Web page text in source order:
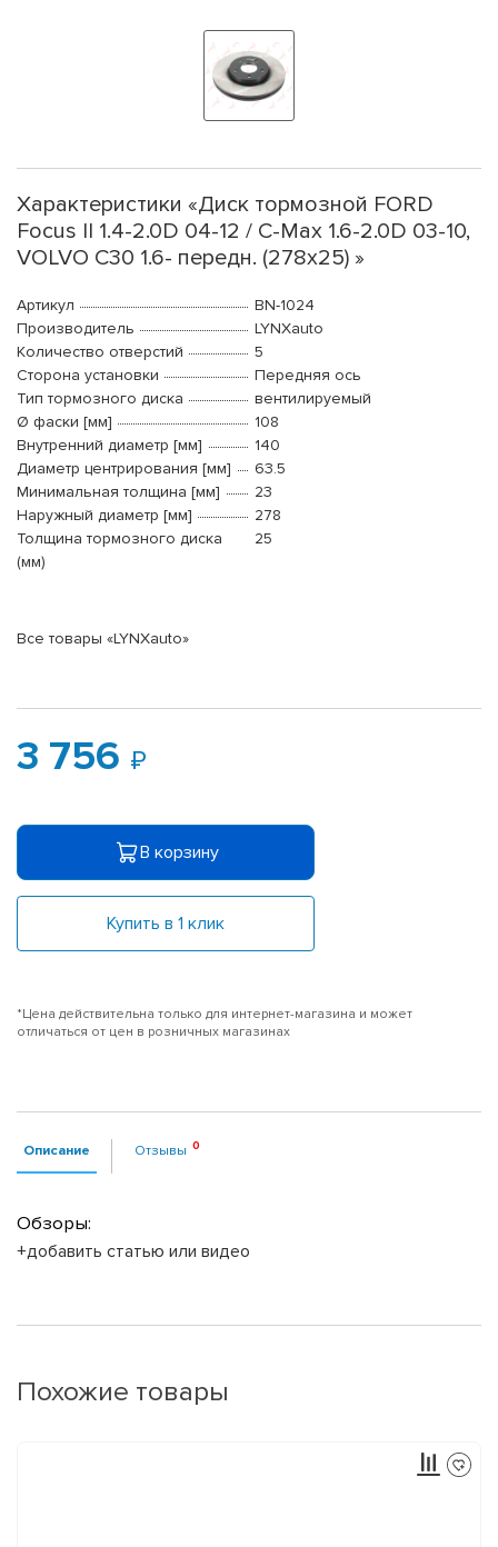
Характеристики «Диск тормозной FORD
Focus II 1.4-2.0D 04-12 / C-Max 1.6-2.0D 03-10,
VOLVO C30 1.6- передн. (278x25) »
Артикул
BN-1024
Производитель
LYNXauto
Количество отверстий
5
Сторона установки
Передняя ось
Тип тормозного диска
вентилируемый
Ø фаски [мм]
108
Внутренний диаметр [мм]
140
Диаметр центрирования [мм]
63.5
Минимальная толщина [мм]
23
Наружный диаметр [мм]
278
Толщина тормозного диска
(мм)
25
Все товары «LYNXauto»
3 756
В корзину
Купить в 1 клик
*Цена действительна только для интернет-магазина и может
отличаться от цен в розничных магазинах
Описание Отзывы
Обзоры:
+добавить статью или видео
Похожие товары